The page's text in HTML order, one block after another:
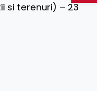
si terenuri) – 23